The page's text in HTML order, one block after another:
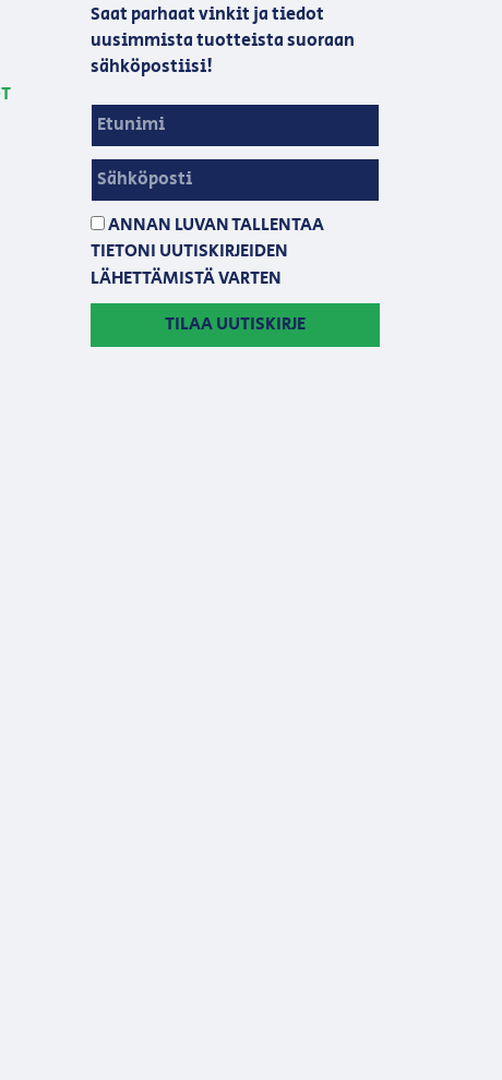
Saat parhaat vinkit ja tiedot
uusimmista tuotteista suoraan
sähköpostiisi!
ANNAN LUVAN TALLENTAA
TIETONI UUTISKIRJEIDEN
LÄHETTÄMISTÄ VARTEN
TILAA UUTISKIRJE